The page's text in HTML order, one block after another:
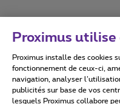
Conditions
Proximus utilise
Proximus installe des cookies
fonctionnement de ceux-ci,
navigation, analyser
publicités sur base de vos
lesquels Proximus collabore